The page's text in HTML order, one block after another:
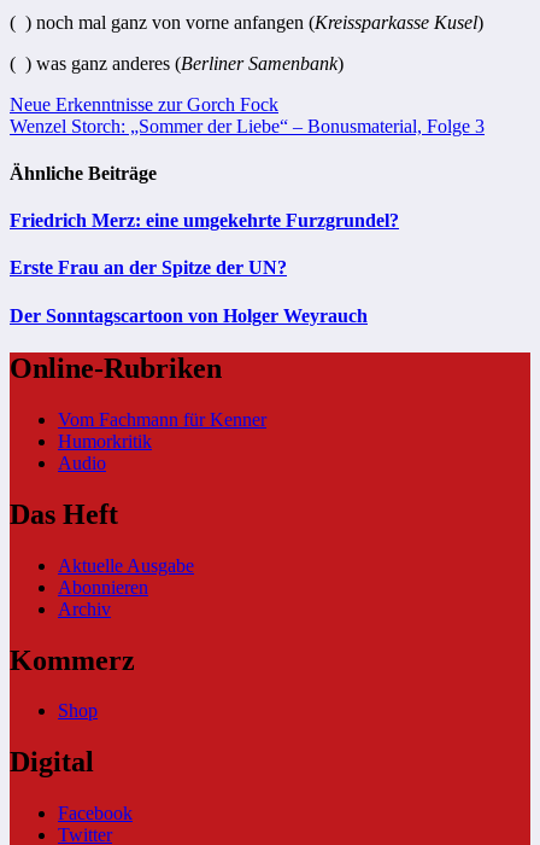
( ) noch mal ganz von vorne anfangen (Kreissparkasse Kusel)
( ) was ganz anderes (Berliner Samenbank)
Beitragsnavigation
Neue Erkenntnisse zur Gorch Fock
Wenzel Storch: „Sommer der Liebe“ – Bonusmaterial, Folge 3
Ähnliche Beiträge
Friedrich Merz: eine umgekehrte Furzgrundel?
Erste Frau an der Spitze der UN?
Der Sonntagscartoon von Holger Weyrauch
Online-Rubriken
Vom Fachmann für Kenner
Humorkritik
Audio
Das Heft
Aktuelle Ausgabe
Abonnieren
Archiv
Kommerz
Shop
Digital
Facebook
Twitter